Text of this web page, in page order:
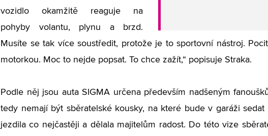
vozidlo okamžitě reaguje na
pohyby volantu, plynu a brzd.
Musíte se tak více soustředit, protože je to sportovní nástroj.
motorkou. Moc to nejde popsat. To chce zažít,“ popisuje Straka.
Podle něj jsou auta SIGMA určena především nadšeným
tedy nemají být sběratelské kousky, na které bude v garáži sedat
jezdila co nejčastěji a dělala majitelům radost. Do této vize